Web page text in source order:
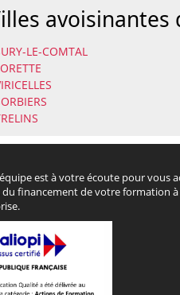
avoisinantes
LE-COMTAL
est à votre écoute pour vous
du financement de votre formation